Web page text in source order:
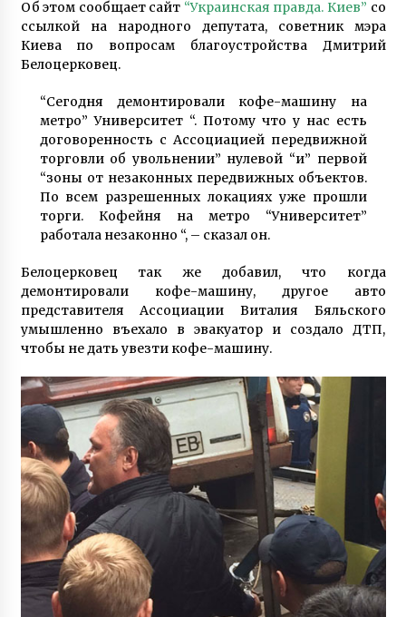
До Києва прибув третій контейнерний поїзд
з Китаю з експериментального маршруту
O.Torvald зіграють безпечний онлайн-
концерт під час карантину
Об этом сообщает сайт “Украинская правда. Киев” со
ссылкой на народного депутата, советник мэра
Киева по вопросам благоустройства Дмитрий
Белоцерковец.
“Сегодня демонтировали кофе-машину на
метро” Университет “. Потому что у нас есть
договоренность с Ассоциацией передвижной
торговли об увольнении” нулевой “и” первой
“зоны от незаконных передвижных объектов.
По всем разрешенных локациях уже прошли
торги. Кофейня на метро “Университет”
работала незаконно “, – сказал он.
Белоцерковец так же добавил, что когда
демонтировали кофе-машину, другое авто
представителя Ассоциации Виталия Бяльского
умышленно въехало в эвакуатор и создало ДТП,
чтобы не дать увезти кофе-машину.